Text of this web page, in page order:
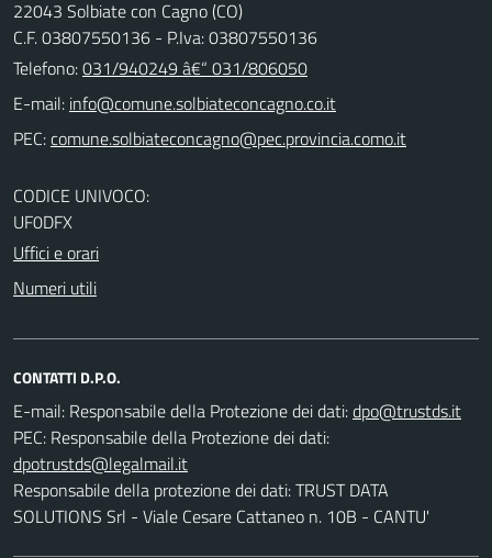
22043 Solbiate con Cagno (CO)
C.F. 03807550136 - P.Iva: 03807550136
Telefono:031/940249 â€“ 031/806050
E-mail:
PEC:
CODICE UNIVOCO:
UF0DFX
Uffici e orari
Numeri utili
CONTATTI D.P.O.
E-mail: Responsabile della Protezione dei dati:
PEC: Responsabile della Protezione dei dati:
Responsabile della protezione dei dati: TRUST DATA
SOLUTIONS Srl - Viale Cesare Cattaneo n. 10B - CANTU'